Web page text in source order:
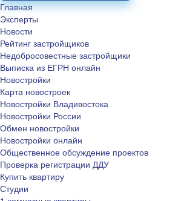
Главная
Эксперты
Новости
Рейтинг застройщиков
Недобросовестные застройщики
Выписка из ЕГРН онлайн
Новостройки
Карта новостроек
Новостройки Владивостока
Новостройки России
Обмен новостройки
Новостройки онлайн
Общественное обсуждение проектов
Проверка регистрации ДДУ
Купить квартиру
Студии